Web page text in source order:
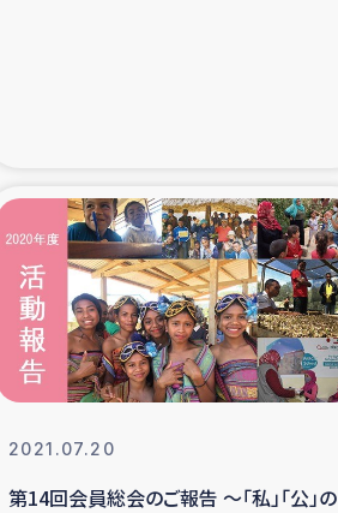
郡でのコーヒー畑改善事業
生計向上支援
2021.07.20
第14回会員総会のご報告 ～「私」「公」の